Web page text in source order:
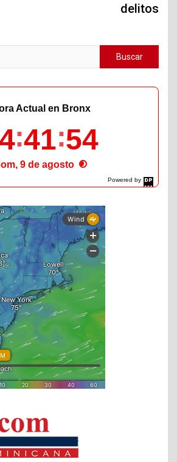
delitos
Powered by
DaysPedia.com
Actual en Bronx
41 55
9 de agosto